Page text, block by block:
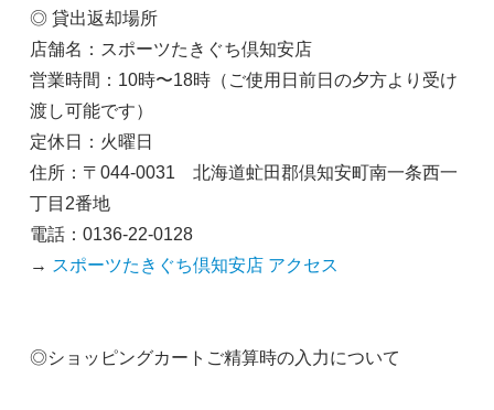
◎ 貸出返却場所
店舗名：スポーツたきぐち倶知安店
営業時間：10時〜18時（ご使用日前日の夕方より受け
渡し可能です）
定休日：火曜日
住所：〒044-0031 北海道虻田郡倶知安町南一条西一
丁目2番地
電話：0136-22-0128
→ スポーツたきぐち倶知安店 アクセス
◎ショッピングカートご精算時の入力について